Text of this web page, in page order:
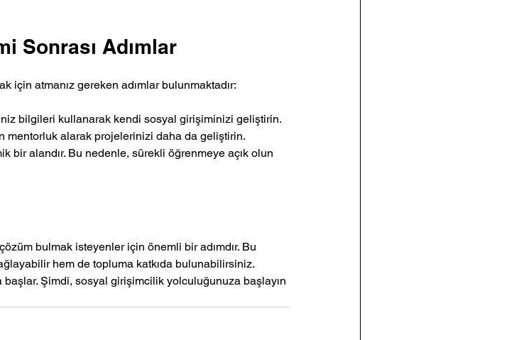
Sonrası Adımlar
için atmanız gereken adımlar bulunmaktadır:
bilgileri kullanarak kendi sosyal girişiminizi geliştirin.
mentorluk alarak projelerinizi daha da geliştirin.
bir alandır. Bu nedenle, sürekli öğrenmeye açık olun
bulmak isteyenler için önemli bir adımdır. Bu
hem de topluma katkıda bulunabilirsiniz.
başlar. Şimdi, sosyal girişimcilik yolculuğunuza başlayın